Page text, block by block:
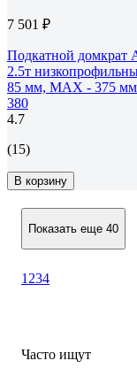
7 501 ₽
Подкатной домкрат
2.5т
85 мм, MAX - 375
380
4.7
(15)
В корзину
Показать еще 40
1 234
Часто ищут